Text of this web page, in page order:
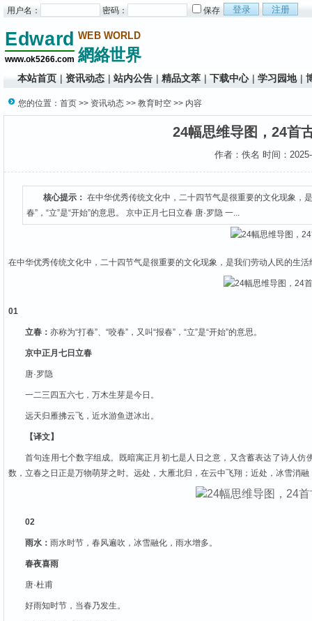
用户名： 密码： 保存
本站首页 | 资讯动态 |站内公告 | 精品文萃 | 下载中心 | 学习园地 |
您的位置： 首页 >> 资讯动态 >> 教育时空 >> 内容
24幅思维导图，24首
作者：佚名 时间：
核心提示： 在中华优秀传统文化中，二十四节气是很重要的文化现象，
春”，“立”是“开始”的意思。 京中正月七日立春 唐·罗隐 一...
在中华优秀传统文化中，二十四节气是很重要的文化现象，是我们劳动人民的生活
01
立春： 亦称为“打春”、“咬春”，又叫“报春”，“立”是“开始”的意思。
京中正月七日立春
唐·罗隐
一二三四五六七，万木生芽是今日。
远天归雁拂云飞，近水游鱼迸冰出。
【译文】
首句连用七个数字组成。既暗寓正月初七是人日之意，又含蓄表达了诗人
数，立春之日正是万物萌芽之时。远处，大雁北归，在云中飞翔；近处，冰雪消
02
雨水： 雨水时节，春风遍吹，冰雪融化，雨水增多。
春夜喜雨
唐·杜甫
好雨知时节，当春乃发生。